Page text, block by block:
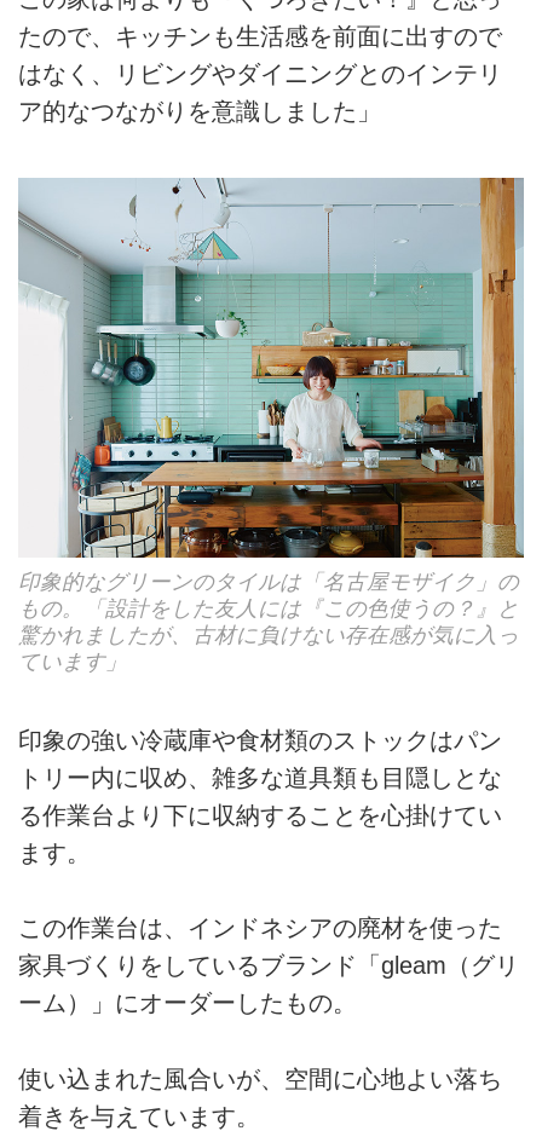
たので、キッチンも生活感を前面に出すので
はなく、リビングやダイニングとのインテリ
ア的なつながりを意識しました」
印象的なグリーンのタイルは「名古屋モザイク」の
もの。「設計をした友人には『この色使うの？』と
驚かれましたが、古材に負けない存在感が気に入っ
ています」
印象の強い冷蔵庫や食材類のストックはパン
トリー内に収め、雑多な道具類も目隠しとな
る作業台より下に収納することを心掛けてい
ます。
この作業台は、インドネシアの廃材を使った
家具づくりをしているブランド「gleam（グリ
ーム）」にオーダーしたもの。
使い込まれた風合いが、空間に心地よい落ち
着きを与えています。